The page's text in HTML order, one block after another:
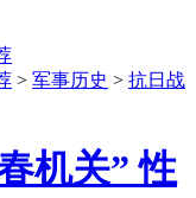
> 军事历史 > 抗日战
机关” 性